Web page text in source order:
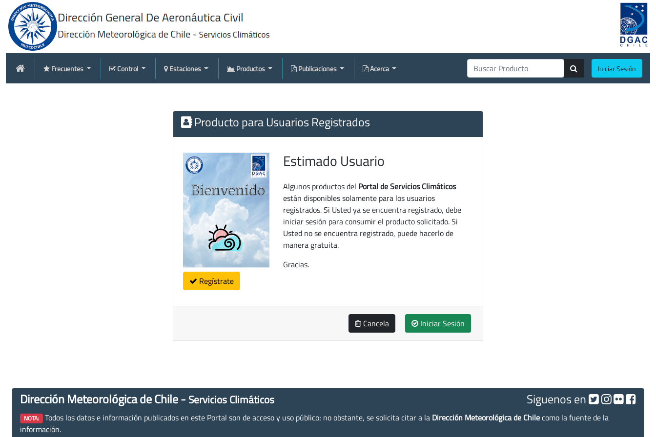
Frecuentes Control Estaciones Productos Publicaciones Acerca Iniciar Sesión
Producto para Usuarios Registrados
Regístrate
Estimado Usuario
Algunos productos del Portal de Servicios Climáticos
están disponibles solamente para los usuarios
registrados. Si Usted ya se encuentra registrado, debe
iniciar sesión para consumir el producto solicitado. Si
Usted no se encuentra registrado, puede hacerlo de
manera gratuita.
Gracias.
Cancela Iniciar Sesión
Dirección Meteorológica de Chile - Servicios Climáticos Siguenos en
NOTA: Todos los datos e información publicados en este Portal son de acceso y uso público; no obstante, se solicita citar a la Dirección Meteorológica de Chilecomo la fuente de la
información.